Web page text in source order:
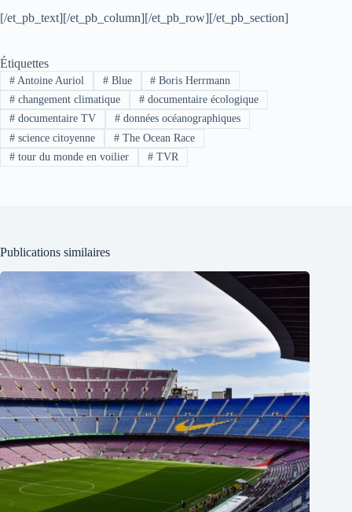
[/et_pb_text][/et_pb_column][/et_pb_row][/et_pb_section]
Étiquettes
#Antoine Auriol #Blue # Boris Herrmann
#changement climatique #documentaire écologique
#documentaire TV #données océanographiques
#science citoyenne #The Ocean Race
#tour du monde en voilier #TVR
Publications similaires